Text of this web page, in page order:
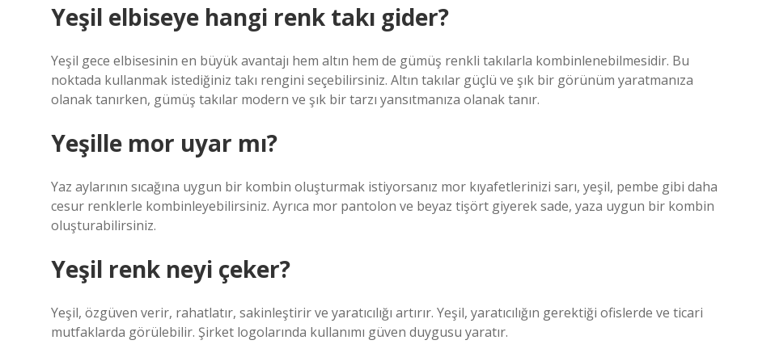
Yeşil elbiseye hangi renk takı gider?
Yeşil gece elbisesinin en büyük avantajı hem altın hem de gümüş renkli takılarla kombinlenebilmesidir. Bu
noktada kullanmak istediğiniz takı rengini seçebilirsiniz. Altın takılar güçlü ve şık bir görünüm yaratmanıza
olanak tanırken, gümüş takılar modern ve şık bir tarzı yansıtmanıza olanak tanır.
Yeşille mor uyar mı?
Yaz aylarının sıcağına uygun bir kombin oluşturmak istiyorsanız mor kıyafetlerinizi sarı, yeşil, pembe gibi daha
cesur renklerle kombinleyebilirsiniz. Ayrıca mor pantolon ve beyaz tişört giyerek sade, yaza uygun bir kombin
oluşturabilirsiniz.
Yeşil renk neyi çeker?
Yeşil, özgüven verir, rahatlatır, sakinleştirir ve yaratıcılığı artırır. Yeşil, yaratıcılığın gerektiği ofislerde ve ticari
mutfaklarda görülebilir. Şirket logolarında kullanımı güven duygusu yaratır.